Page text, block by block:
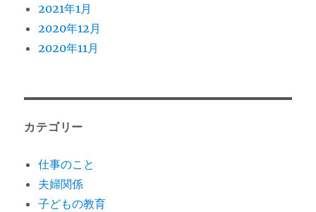
2021年1月
2020年12月
2020年11月
カテゴリー
仕事のこと
夫婦関係
子どもの教育